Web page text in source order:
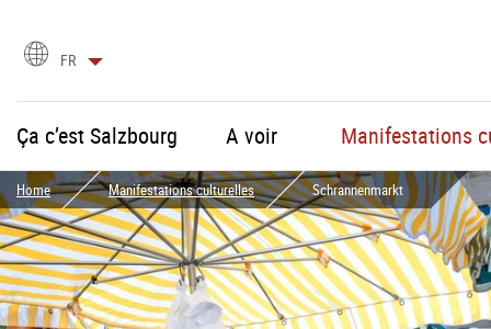
Choix
la
langue
FR
Ça c’est Salzbourg A voir Manifestations
Home Manifestations culturelles Schrannenmarkt